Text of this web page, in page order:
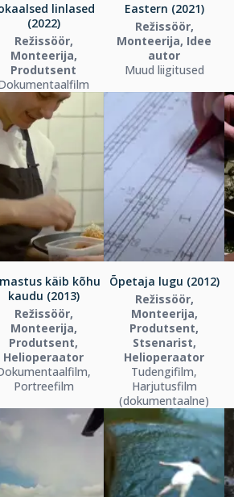
linlased
(2022)
Režissöör,
Monteerija,
Produtsent
Eastern (2021)
Režissöör,
Monteerija, Idee
autor
Muud liigitused
käib kõhu
kaudu (2013)
Režissöör,
Monteerija,
Produtsent,
Helioperaator
Portreefilm
Õpetaja lugu (2012)
Režissöör,
Monteerija,
Produtsent,
Stsenarist,
Helioperaator
Tudengifilm,
Harjutusfilm
(dokumentaalne)